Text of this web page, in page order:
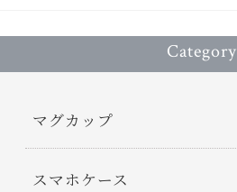
Category
マグカップ
スマホケース